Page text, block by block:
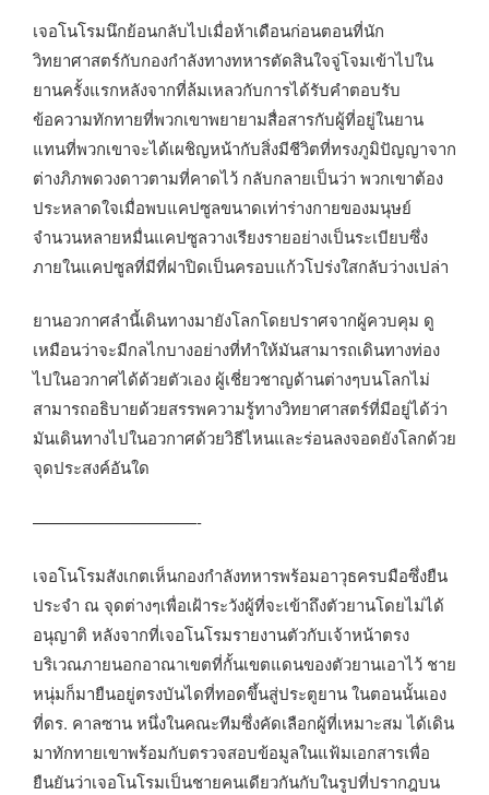
เจอโนโรมนึกย้อนกลับไปเมื่อห้าเดือนก่อนตอนที่นัก
วิทยาศาสตร์กับกองกำลังทางทหารตัดสินใจจู่โจมเข้าไปใน
ยานครั้งแรกหลังจากที่ล้มเหลวกับการได้รับคำตอบรับ
ข้อความทักทายที่พวกเขาพยายามสื่อสารกับผู้ที่อยู่ในยาน
แทนที่พวกเขาจะได้เผชิญหน้ากับสิ่งมีชีวิตที่ทรงภูมิปัญญาจาก
ต่างภิภพดวงดาวตามที่คาดไว้ กลับกลายเป็นว่า พวกเขาต้อง
ประหลาดใจเมื่อพบแคปซูลขนาดเท่าร่างกายของมนุษย์
จำนวนหลายหมื่นแคปซูลวางเรียงรายอย่างเป็นระเบียบซึ่ง
ภายในแคปซูลที่มีที่ฝาปิดเป็นครอบแก้วโปร่งใสกลับว่างเปล่า
ยานอวกาศลำนี้เดินทางมายังโลกโดยปราศจากผู้ควบคุม ดู
เหมือนว่าจะมีกลไกบางอย่างที่ทำให้มันสามารถเดินทางท่อง
ไปในอวกาศได้ด้วยตัวเอง ผู้เชี่ยวชาญด้านต่างๆบนโลกไม่
สามารถอธิบายด้วยสรรพความรู้ทางวิทยาศาสตร์ที่มีอยู่ได้ว่า
มันเดินทางไปในอวกาศด้วยวิธีไหนและร่อนลงจอดยังโลกด้วย
จุดประสงค์อันใด
——————————-
เจอโนโรมสังเกตเห็นกองกำลังทหารพร้อมอาวุธครบมือซึ่งยืน
ประจำ ณ จุดต่างๆเพื่อเฝ้าระวังผู้ที่จะเข้าถึงตัวยานโดยไม่ได้
อนุญาติ หลังจากที่เจอโนโรมรายงานตัวกับเจ้าหน้าตรง
บริเวณภายนอกอาณาเขตที่กั้นเขตแดนของตัวยานเอาไว้ ชาย
หนุ่มก็มายืนอยู่ตรงบันไดที่ทอดขึ้นสู่ประตูยาน ในตอนนั้นเอง
ที่ดร. คาลซาน หนึ่งในคณะทีมซึ่งคัดเลือกผู้ที่เหมาะสม ได้เดิน
มาทักทายเขาพร้อมกับตรวจสอบข้อมูลในแฟ้มเอกสารเพื่อ
ยืนยันว่าเจอโนโรมเป็นชายคนเดียวกันกับในรูปที่ปรากฎบน